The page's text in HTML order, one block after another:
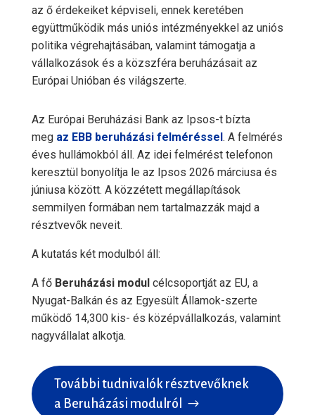
az ő érdekeiket képviseli, ennek keretében
együttműködik más uniós intézményekkel az uniós
politika végrehajtásában, valamint támogatja a
vállalkozások és a közszféra beruházásait az
Európai Unióban és világszerte.
Az Európai Beruházási Bank az Ipsos-t bízta
meg az EBB beruházási felméréssel. A felmérés
éves hullámokból áll. Az idei felmérést telefonon
keresztül bonyolítja le az Ipsos 2026 márciusa és
júniusa között. A közzétett megállapítások
semmilyen formában nem tartalmazzák majd a
résztvevők neveit.
A kutatás két modulból áll:
A fő Beruházási modulcélcsoportját az EU, a
Nyugat-Balkán és az Egyesült Államok-szerte
működő 14,300 kis- és középvállalkozás, valamint
nagyvállalat alkotja.
További tudnivalók résztvevőknek
a Beruházási modulról